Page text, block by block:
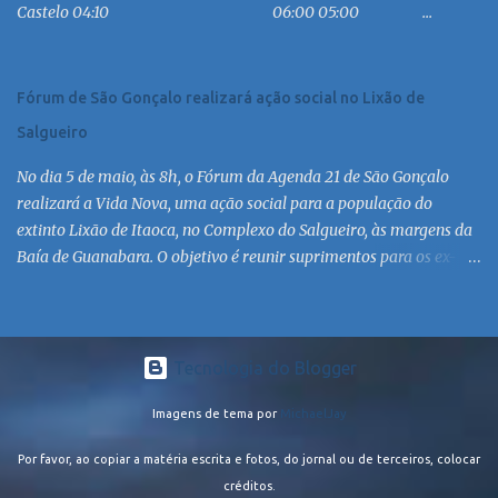
MC 16:30 MC 17:30 MC 18:30 MC 19:30 MC 20:30 MC 21:30 MC
Castelo 04:10 06:00 05:00 ...
Fórum de São Gonçalo realizará ação social no Lixão de
Salgueiro
No dia 5 de maio, às 8h, o Fórum da Agenda 21 de São Gonçalo
realizará a Vida Nova, uma ação social para a população do
extinto Lixão de Itaoca, no Complexo do Salgueiro, às margens da
Baía de Guanabara. O objetivo é reunir suprimentos para os ex-
participação de ONGs locais e da população do município. Aos
interessados em participar, basta se dirigir à Rua Dr. Feliciano
sexta. Mais informações também podem ser obtidas pelo telefone
Salgueiro foi fechado em fevereiro por determinação do Governo
Tecnologia do Blogger
Imagens de tema por MichaelJay
Por favor, ao copiar a matéria escrita e fotos, do jornal ou de terceiros, colocar
créditos.